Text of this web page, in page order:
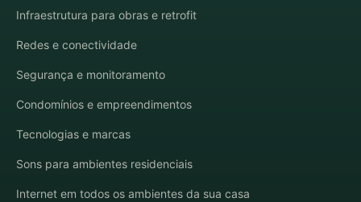
Infraestrutura para obras e retrofit
Redes e conectividade
Segurança e monitoramento
Condomínios e empreendimentos
Tecnologias e marcas
Sons para ambientes residenciais
Internet em todos os ambientes da sua casa